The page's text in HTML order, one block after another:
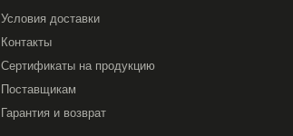
Условия доставки
Контакты
Сертификаты на продукцию
Поставщикам
Гарантия и возврат